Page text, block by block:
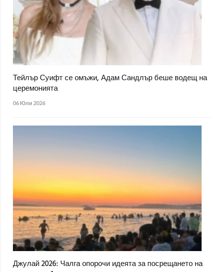
Тейлър Суифт се омъжи, Адам Сандлър беше водещ на
церемонията
06 Юли 2026
Джулай 2026: Чалга опорочи идеята за посрещането на